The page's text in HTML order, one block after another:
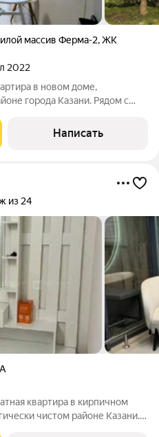
массив Ферма-2,ЖК
2022
в новом доме,
города Казани. Рядом с
сделан свежий ремонт.
Написать
из 24
квартира в кирпичном
чистом районе Казани.